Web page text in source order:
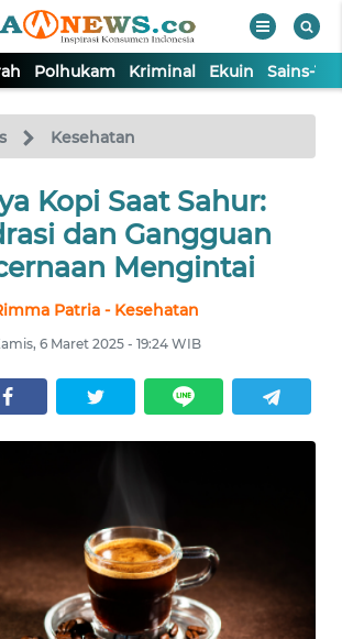
Polhukam Kriminal Ekuin Sains-
Kesehatan
Kopi Saat Sahur:
dan Gangguan
Mengintai
Patria - Kesehatan
6 Maret 2025 - 19:24 WIB